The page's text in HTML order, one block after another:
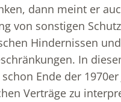
dann meint er
von sonstigen
Hindernissen und
In
schon Ende der
Verträge zu